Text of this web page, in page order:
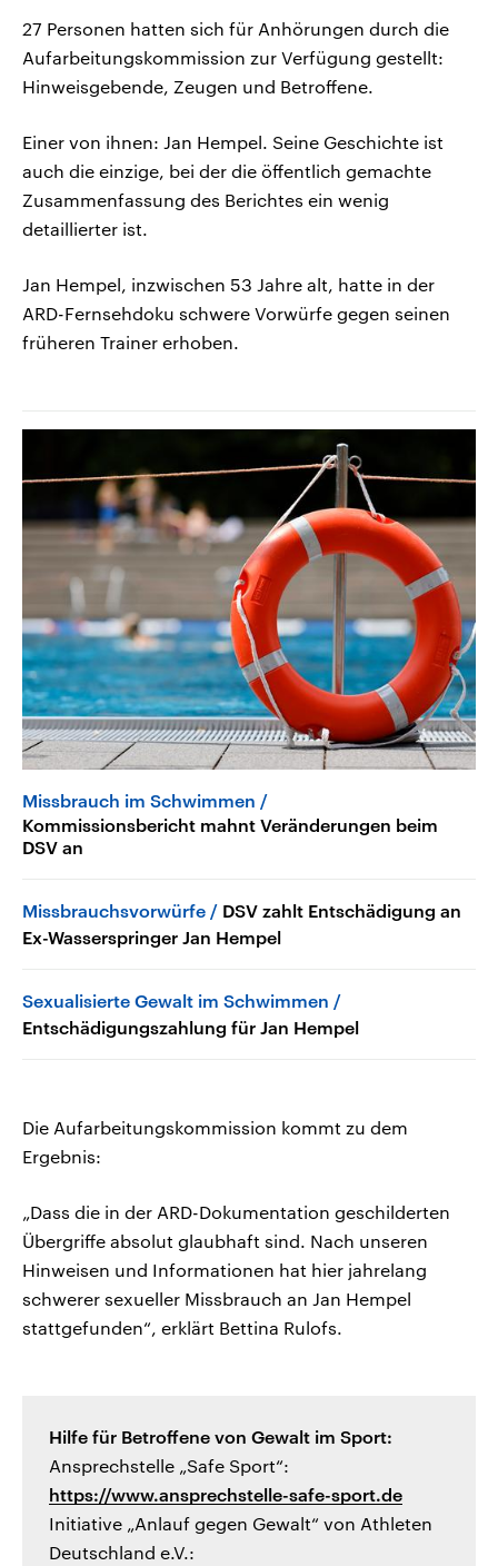
27 Personen hatten sich für Anhörungen durch die
Aufarbeitungskommission zur Verfügung gestellt:
Hinweisgebende, Zeugen und Betroffene.
Einer von ihnen: Jan Hempel. Seine Geschichte ist
auch die einzige, bei der die öffentlich gemachte
Zusammenfassung des Berichtes ein wenig
detaillierter ist.
Jan Hempel, inzwischen 53 Jahre alt, hatte in der
ARD-Fernsehdoku schwere Vorwürfe gegen seinen
früheren Trainer erhoben.
Missbrauch im Schwimmen
Kommissionsbericht mahnt Veränderungen beim
DSV an
Missbrauchsvorwürfe
DSV zahlt Entschädigung an
Ex-Wasserspringer Jan Hempel
Sexualisierte Gewalt im Schwimmen
Entschädigungszahlung für Jan Hempel
Die Aufarbeitungskommission kommt zu dem
Ergebnis:
„Dass die in der ARD-Dokumentation geschilderten
Übergriffe absolut glaubhaft sind. Nach unseren
Hinweisen und Informationen hat hier jahrelang
schwerer sexueller Missbrauch an Jan Hempel
stattgefunden“, erklärt Bettina Rulofs.
Hilfe für Betroffene von Gewalt im Sport:
Ansprechstelle „Safe Sport“:
https://www.ansprechstelle-safe-sport.de
Initiative „Anlauf gegen Gewalt“ von Athleten
Deutschland e.V.: